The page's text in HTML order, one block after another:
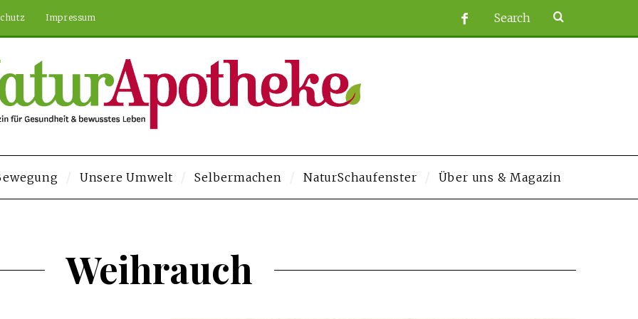
Impressum
Unsere Umwelt Selbermachen NaturSchaufenster Über uns & Magazin
Weihrauch